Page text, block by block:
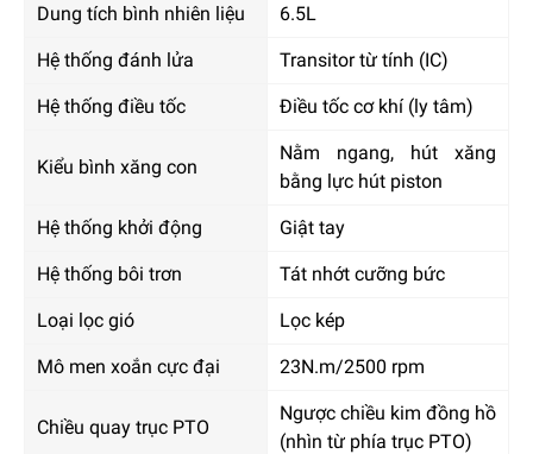
Dung tích bình nhiên liệu 6.5L
Hệ thống đánh lửa Transitor từ tính (IC)
Hệ thống điều tốc Điều tốc cơ khí (ly tâm)
Kiểu bình xăng con
Nằm ngang, hút xăng
bằng lực hút piston
Hệ thống khởi động Giật tay
Hệ thống bôi trơn Tát nhớt cưỡng bức
Loại lọc gió Lọc kép
Mô men xoắn cực đại 23N.m/2500 rpm
Chiều quay trục PTO
Ngược chiều kim đồng hồ
(nhìn từ phía trục PTO)